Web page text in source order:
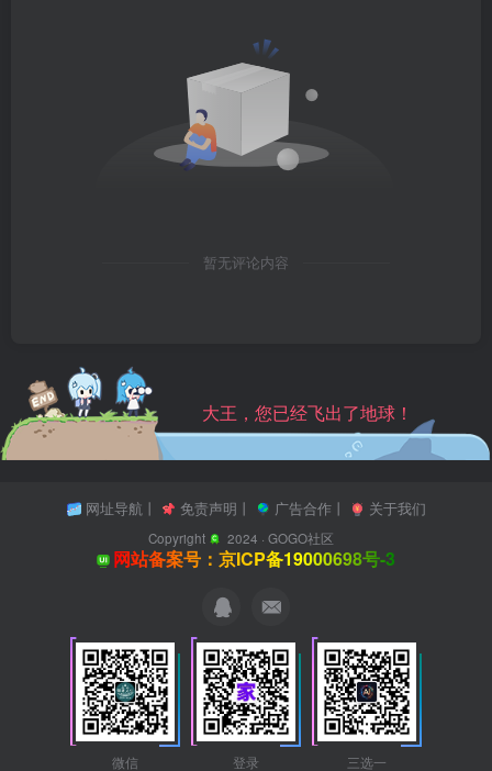
暂无评论内容
大王，您已经飞出了地球！
网址导航丨 免责声明 丨 广告合作丨 关于我们
Copyright 2024 ·GOGO社区
网站备案号：京ICP备19000698号-3
微信 登录 三选一